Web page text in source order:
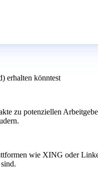
erhalten könntest
zu potenziellen
wie XING oder